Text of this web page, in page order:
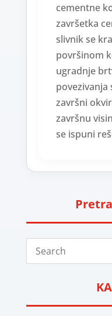
cementne
završetka
slivnik se
površinom
ugradnje
završni
završnu
se ispuni